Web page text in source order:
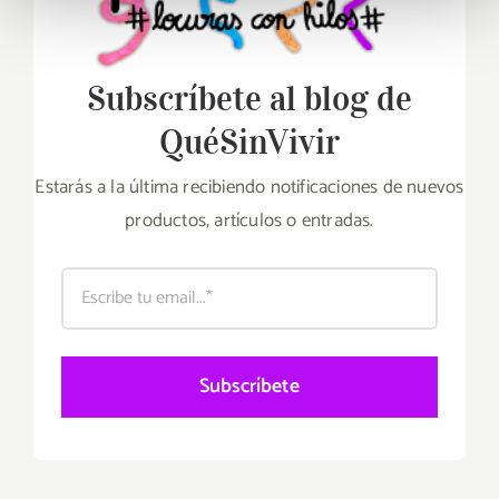
Subscríbete al blog de
QuéSinVivir
Estarás a la última recibiendo notificaciones de nuevos
productos, artículos o entradas.
Subscríbete